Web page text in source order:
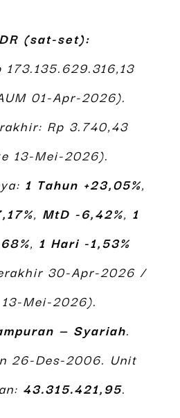
(sat-set):
173.135.629.316,13
01-Apr-2026).
Rp 3.740,43
13-Mei-2026).
1 Tahun +23,05%,
, MtD -6,42%, 1
, 1 Hari -1,53%
30-Apr-2026 /
13-Mei-2026).
— Syariah.
26-Des-2006. Unit
43.315.421,95.